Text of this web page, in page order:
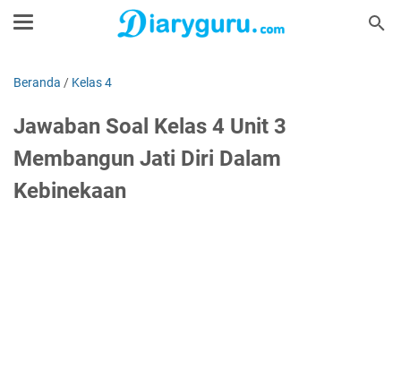
Beranda / Kelas 4
Jawaban Soal Kelas 4 Unit 3
Membangun Jati Diri Dalam
Kebinekaan